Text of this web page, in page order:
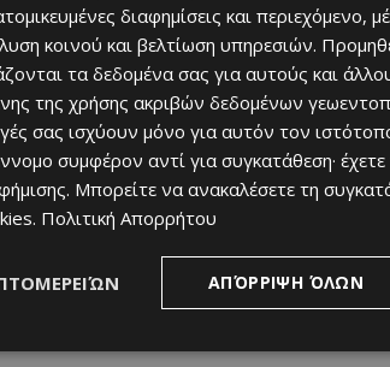
(€0 delivery fee) από επιλεγμένα
αποκλειστικά για τους συνδρομητές
σου από supermarket και καταστήματα
παραγγελία.
διαφημίσεις και περιεχόμενο,
κοινού και βελτίωση υπηρεσιών.
τα δεδομένα σας για αυτούς και
της χρήσης ακριβών δεδομένων
σας ισχύουν μόνο για αυτόν τον
συμφέρον αντί για συγκατάθεση·
. Μπορείτε να ανακαλέσετε τη
. Πολιτική Απορρήτου
ΑΠΌΡΡΙΨΗ ΌΛΩΝ